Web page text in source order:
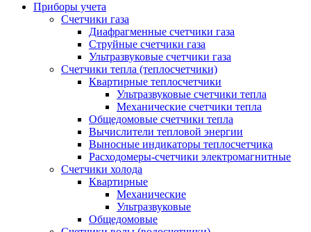
Приборы учета
Счетчики газа
Диафрагменные счетчики газа
Струйные счетчики газа
Ультразвуковые счетчики газа
Счетчики тепла (теплосчетчики)
Квартирные теплосчетчики
Ультразвуковые счетчики тепла
Механические счетчики тепла
Общедомовые счетчики тепла
Вычислители тепловой энергии
Выносные индикаторы теплосчетчика
Расходомеры-счетчики электромагнитные
Счетчики холода
Квартирные
Механические
Ультразвуковые
Общедомовые